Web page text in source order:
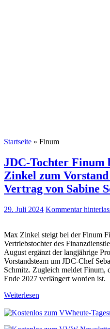
Startseite » Finum
JDC-Tochter Finum
Zinkel zum
Vertrag von Sabine
29. Juli 2024 Kommentar
Max Zinkel steigt bei der Finum
Vertriebstochter des
August ergänzt der langjährige
Vorstandsteam um JDC-Chef
Schmitz. Zugleich meldet Finum,
Ende 2027 verlängert worden ist.
Weiterlesen